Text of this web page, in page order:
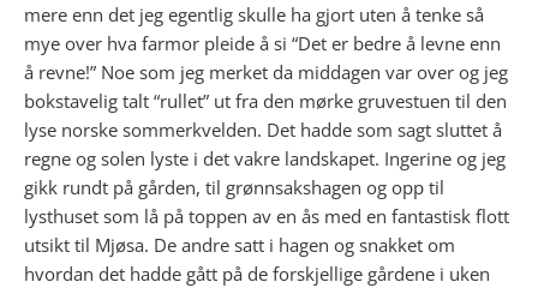
mere enn det jeg egentlig skulle ha gjort uten å tenke så
mye over hva farmor pleide å si “Det er bedre å levne enn
å revne!” Noe som jeg merket da middagen var over og jeg
bokstavelig talt “rullet” ut fra den mørke gruvestuen til den
lyse norske sommerkvelden. Det hadde som sagt sluttet å
regne og solen lyste i det vakre landskapet. Ingerine og jeg
gikk rundt på gården, til grønnsakshagen og opp til
lysthuset som lå på toppen av en ås med en fantastisk flott
utsikt til Mjøsa. De andre satt i hagen og snakket om
hvordan det hadde gått på de forskjellige gårdene i uken